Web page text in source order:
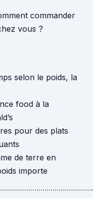
commander
vous ?
selon le poids, la
food à la
pour des plats
de terre en
importe